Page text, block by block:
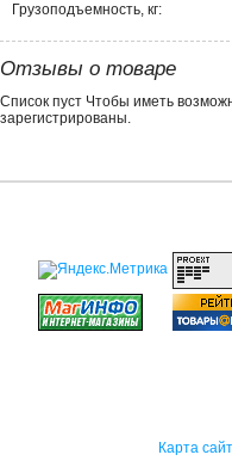
Грузоподъемность, кг:
Отзывы о товаре
Список пуст Чтобы иметь
зарегистрированы.
Карта